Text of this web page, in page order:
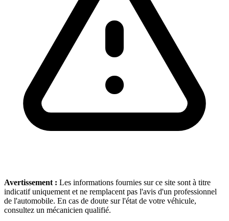
Avertissement : Les informations fournies sur ce site sont à titre
indicatif uniquement et ne remplacent pas l'avis d'un professionnel
de l'automobile. En cas de doute sur l'état de votre véhicule,
consultez un mécanicien qualifié.